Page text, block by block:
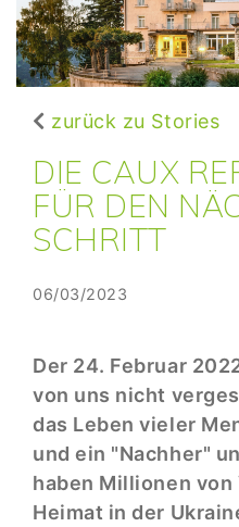
zurück zu Stories
DIE CAUX
FÜR DEN
SCHRITT
06/03/2023
Der 24. Februar
von uns nicht
das Leben vieler
und ein "Nachher"
haben Millionen
Heimat in der